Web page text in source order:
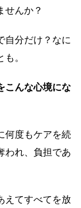
せんか？
自分だけ？なに
。
こんな心境にな
何度もケアを続
われ、負担であ
えてすべてを放